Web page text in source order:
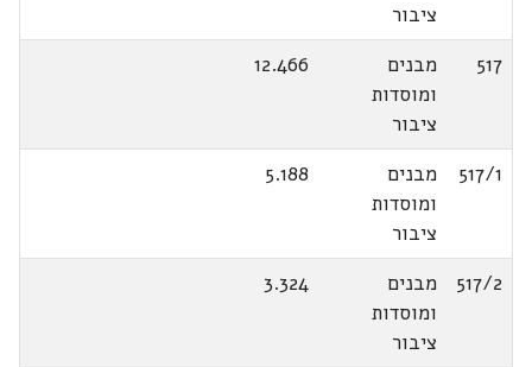
ציבור
517
מבנים
ומוסדות
ציבור
12.466
517/1
מבנים
ומוסדות
ציבור
5.188
517/2
מבנים
ומוסדות
ציבור
3.324